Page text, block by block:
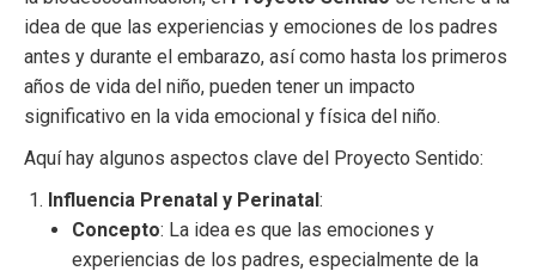
idea de que las experiencias y emociones de los padres
antes y durante el embarazo, así como hasta los primeros
años de vida del niño, pueden tener un impacto
significativo en la vida emocional y física del niño.
Aquí hay algunos aspectos clave del Proyecto Sentido:
Influencia Prenatal y Perinatal:
Concepto: La idea es que las emociones y
experiencias de los padres, especialmente de la